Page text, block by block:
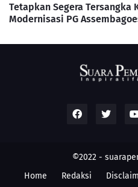
Tetapkan Segera Tersangka
Modernisasi PG
©2022 -
Home
Redaksi